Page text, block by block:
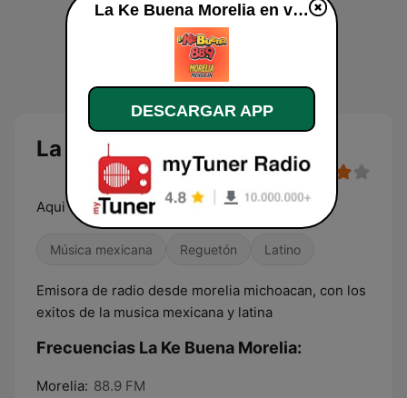
La Ke Buena Morelia en vivo
Aqui suena..
Música mexicana Reguetón Latino
Emisora de radio desde morelia michoacan, con los
exitos de la musica mexicana y latina
Frecuencias La Ke Buena Morelia:
Morelia: 88.9 FM
La Ke Buena Morelia en vivo
DESCARGAR APP